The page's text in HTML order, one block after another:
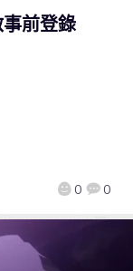
事前登錄
0 0